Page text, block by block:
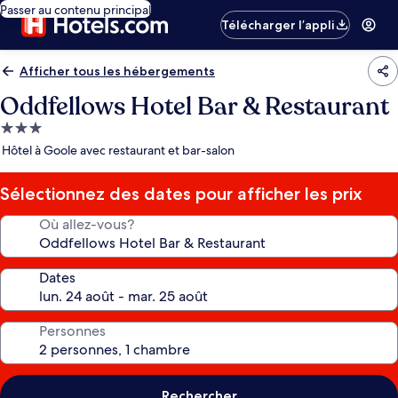
Passer au contenu principal
Télécharger l’appli
Afficher tous les hébergements
Oddfellows Hotel Bar & Restaurant
Hébergement
3.0 étoiles
Hôtel à Goole avec restaurant et bar-salon
Sélectionnez des dates pour afficher les prix
Où allez-vous?
Dates
Personnes